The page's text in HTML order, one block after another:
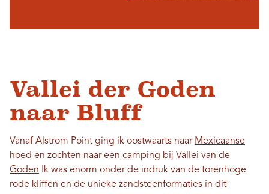
Vallei der Goden
naar Bluff
Vanaf Alstrom Point ging ik oostwaarts naar Mexicaanse
hoed en zochten naar een camping bij Vallei van de
Goden Ik was enorm onder de indruk van de torenhoge
rode kliffen en de unieke zandsteenformaties in dit